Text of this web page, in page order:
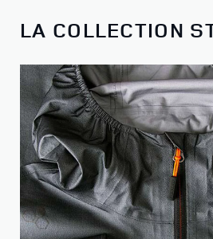
LA COLLECTION